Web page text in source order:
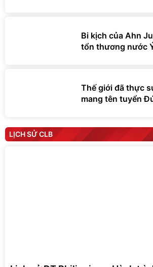
Bi kịch của Ahn
tổn thương nước
Thế giới đã thực
mang tên tuyển
LỊCH SỬ CLB